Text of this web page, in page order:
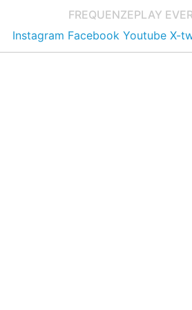
FREQUENZEPLAY
Instagram Facebook Youtube X-